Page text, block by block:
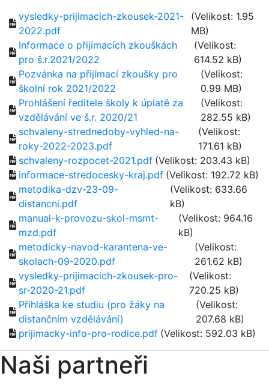
vysledky-prijimacich-zkousek-2021-
2022.pdf
(Velikost: 1.95
MB)
Informace o přijímacích zkouškách
pro š.r.2021/2022
(Velikost:
614.52 kB)
Pozvánka na přijímací zkoušky pro
školní rok 2021/2022
(Velikost:
0.99 MB)
Prohlášení ředitele školy k úplatě za
vzdělávání ve š.r. 2020/21
(Velikost:
282.55 kB)
schvaleny-strednedoby-vyhled-na-
roky-2022-2023.pdf
(Velikost:
171.61 kB)
schvaleny-rozpocet-2021.pdf (Velikost: 203.43 kB)
informace-stredocesky-kraj.pdf (Velikost: 192.72 kB)
metodika-dzv-23-09-
distancni.pdf
(Velikost: 633.66
kB)
manual-k-provozu-skol-msmt-
mzd.pdf
(Velikost: 964.16
kB)
metodicky-navod-karantena-ve-
skolach-09-2020.pdf
(Velikost:
261.62 kB)
vysledky-prijimacich-zkousek-pro-
sr-2020-21.pdf
(Velikost:
720.25 kB)
Přihláška ke studiu (pro žáky na
distančním vzdělávání)
(Velikost:
207.68 kB)
prijimacky-info-pro-rodice.pdf (Velikost: 592.03 kB)
Naši partneři